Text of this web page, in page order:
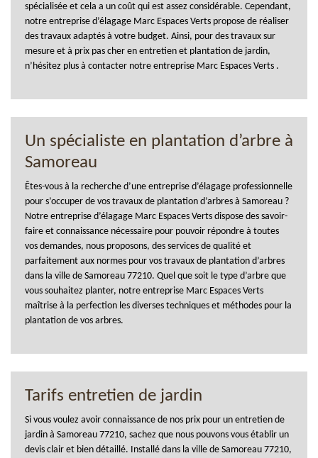
spécialisée et cela a un coût qui est assez considérable. Cependant,
notre entreprise d’élagage Marc Espaces Verts propose de réaliser
des travaux adaptés à votre budget. Ainsi, pour des travaux sur
mesure et à prix pas cher en entretien et plantation de jardin,
n’hésitez plus à contacter notre entreprise Marc Espaces Verts .
Un spécialiste en plantation d’arbre à
Samoreau
Êtes-vous à la recherche d’une entreprise d’élagage professionnelle
pour s’occuper de vos travaux de plantation d’arbres à Samoreau ?
Notre entreprise d’élagage Marc Espaces Verts dispose des savoir-
faire et connaissance nécessaire pour pouvoir répondre à toutes
vos demandes, nous proposons, des services de qualité et
parfaitement aux normes pour vos travaux de plantation d’arbres
dans la ville de Samoreau 77210. Quel que soit le type d’arbre que
vous souhaitez planter, notre entreprise Marc Espaces Verts
maîtrise à la perfection les diverses techniques et méthodes pour la
plantation de vos arbres.
Tarifs entretien de jardin
Si vous voulez avoir connaissance de nos prix pour un entretien de
jardin à Samoreau 77210, sachez que nous pouvons vous établir un
devis clair et bien détaillé. Installé dans la ville de Samoreau 77210,